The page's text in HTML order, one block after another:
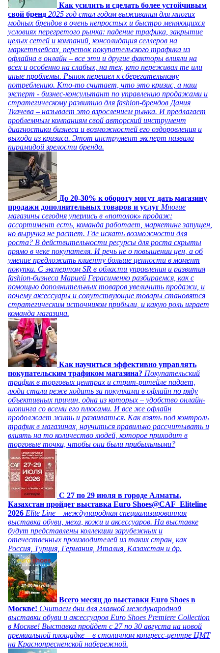
Как усилить и сделать более устойчивым
свой бренд 2025 год стал годом выживания для многих
модных брендов в очень непростых и быстро меняющихся
условиях перегретого рынка: падение трафика, закрытие
целых сетей и компаний, консолидация селлеров на
маркетплейсах, переток покупательского трафика из
офлайна в онлайн – все эти и другие факторы влияли на
всех и особенно на слабых, на тех, кто переживал те или
иные проблемы. Рынок перешел к сберегательному
потреблению. Кто-то считает, что это кризис, а наш
эксперт - бизнес-консультант по управлению продажами и
стратегическому развитию для fashion-брендов Дания
Ткачева – называет это взрослением рынка. И предлагает
проблемным компаниям свой авторский инструмент
диагностики бизнеса и возможностей его оздоровления и
выхода из кризиса. Этот инструмент эксперт назвала
пирамидой зрелости бренда.
До 20-30% к обороту могут дать магазину
продажи дополнительных товаров и услуг Многие
магазины сегодня уперлись в «потолок» продаж:
ассортимент есть, команда работает, маркетинг запущен,
но выручка не растет. Где искать возможности для
роста? В действительности ресурсы для роста скрыты
прямо в чеке покупателя. И речь не о повышении цен, а об
умение предложить клиенту больше ценности в момент
покупки. С экспертом SR в области управления и развития
fashion-бизнеса Марией Герасименко разбираемся, как с
помощью дополнительных товаров увеличить продажи, и
почему аксессуары и сопутствующие товары становятся
стратегическим источником прибыли, и какую роль играет
команда магазина.
Как научиться эффективно управлять
покупательским трафиком магазина? Покупательский
трафик в торговых центрах и стрит-ритейле падает,
люди стали реже ходить за покупками в офлайн по ряду
объективных причин, одна из которых – удобство онлайн-
шопинга со всеми его плюсами. И все же офлайн
продолжает жить и развиваться. Как взять под контроль
трафик в магазинах, научиться правильно рассчитывать и
влиять на то количество людей, которое приходит в
торговые точки, чтобы они были прибыльными?
C 27 по 29 июля в городе Алматы,
Казахстан пройдет выставка Euro Shoes@CAF_Eliteline
2026 Elite Line – международная специализированная
выставка обуви, меха, кожи и аксессуаров. На выставке
будут представлены коллекции зарубежных и
отечественных производителей из таких стран, как
Россия, Турция, Германия, Италия, Казахстан и др.
Всего месяц до выставки Euro Shoes в
Москве! Считаем дни для главной международной
выставки обуви и аксессуаров Euro Shoes Premiere Collection
в Москве! Выставка пройдет с 27 по 30 августа на новой
премиальной площадке – в столичном конгресс-центре ЦМТ
на Краснопресненской набережной.